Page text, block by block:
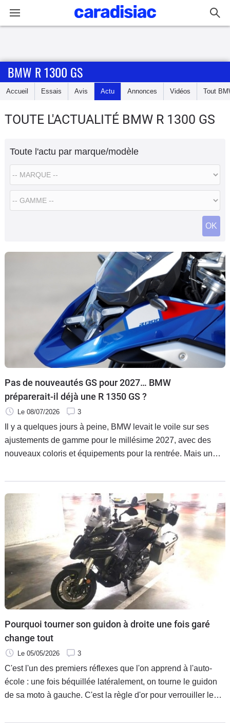
Accueil
Essais
Equipement
Avis
Forum
125
BMW R 1300 GS
Accueil Essais Avis Actu Annonces Vidéos Tout
TOUTE L'ACTUALITÉ BMW R 1300 GS
Toute l'actu par marque/modèle
OK
Pas de nouveautés GS pour 2027… BMW
préparerait-il déjà une R 1350 GS ?
Le 08/07/2026 3
Il y a quelques jours à peine, BMW levait le voile sur ses
ajustements de gamme pour le millésime 2027, avec des
nouveaux coloris et équipements pour la rentrée. Mais un
l’absence totale et injustifiée de la GS. Il n’en fallait pas plus
pour relancer les rumeurs sur l’arrivée prochaine d’une
nouvelle mouture de la star des ventes du catalogue BMW.
Pourquoi tourner son guidon à droite une fois garé
change tout
Le 05/05/2026 3
C'est l'un des premiers réflexes que l'on apprend à l'auto-
école : une fois béquillée latéralement, on tourne le guidon
de sa moto à gauche. C'est la règle d'or pour verrouiller le